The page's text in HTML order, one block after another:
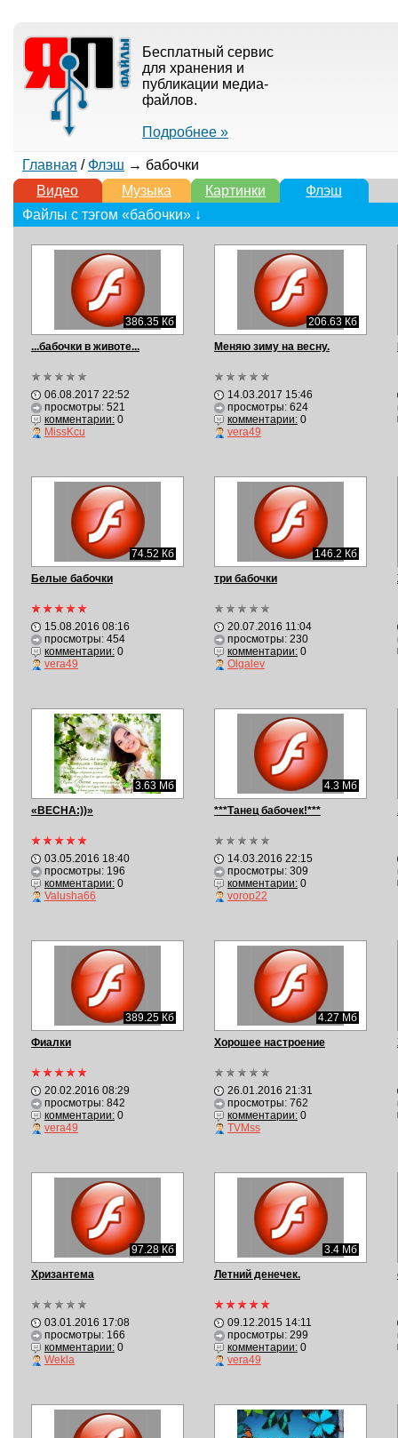
Бесплатный сервис
для хранения и
публикации медиа-
файлов.
Подробнее »
Главная / Флэш → бабочки
Видео
Музыка Картинки
Флэш
Файлы с тэгом «бабочки» ↓
386.35 Кб
...бабочки в животе...
06.08.2017 22:52
просмотры: 521
комментарии:0
MissKcu
206.63 Кб
Меняю зиму на весну.
14.03.2017 15:46
просмотры: 624
комментарии:0
vera49
74.52 Кб
Белые бабочки
15.08.2016 08:16
просмотры: 454
комментарии:0
vera49
146.2 Кб
три бабочки
20.07.2016 11:04
просмотры: 230
комментарии:0
Olgalev
3.63 Мб
«ВЕСНА:))»
03.05.2016 18:40
просмотры: 196
комментарии:0
Valusha66
4.3 Мб
***Танец бабочек!***
14.03.2016 22:15
просмотры: 309
комментарии:0
vorop22
389.25 Кб
Фиалки
20.02.2016 08:29
просмотры: 842
комментарии:0
vera49
4.27 Мб
Хорошее настроение
26.01.2016 21:31
просмотры: 762
комментарии:0
TVMss
97.28 Кб
Хризантема
03.01.2016 17:08
просмотры: 166
комментарии:0
Wekla
3.4 Мб
Летний денечек.
09.12.2015 14:11
просмотры: 299
комментарии:0
vera49